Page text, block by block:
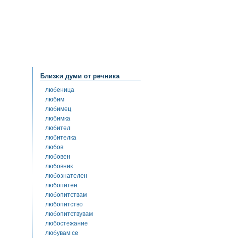
Близки думи от речника
любеница
любим
любимец
любимка
любител
любителка
любов
любовен
любовник
любознателен
любопитен
любопитствам
любопитство
любопитствувам
любостежание
любувам се